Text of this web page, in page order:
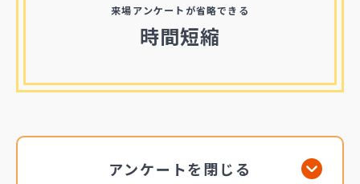
来場アンケートが省略できる
時間短縮
アンケートを閉じる